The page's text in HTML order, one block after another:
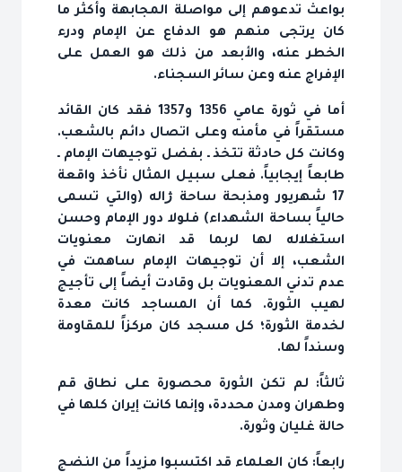
بواعث تدعوهم إلى مواصلة المجابهة وأكثر ما
كان يرتجى منهم هو الدفاع عن الإمام ودرء
الخطر عنه، والأبعد من ذلك هو العمل على
الإفراج عنه وعن سائر السجناء.
أما في ثورة عامي 1356 و1357 فقد كان القائد
مستقراً في مأمنه وعلى اتصال دائم بالشعب.
وكانت كل حادثة تتخذ ـ بفضل توجيهات الإمام ـ
طابعاً إيجابياً. فعلى سبيل المثال نأخذ واقعة
17 شهريور ومذبحة ساحة ژاله (والتي تسمى
حالياً بساحة الشهداء) فلولا دور الإمام وحسن
استغلاله لها لربما قد انهارت معنويات
الشعب، إلا أن توجيهات الإمام ساهمت في
عدم تدني المعنويات بل وقادت أيضاً إلى تأجيج
لهيب الثورة. كما أن المساجد كانت معدة
لخدمة الثورة؛ كل مسجد كان مركزاً للمقاومة
وسنداً لها.
ثالثاً: لم تكن الثورة محصورة على نطاق قم
وطهران ومدن محددة، وإنما كانت إيران كلها في
حالة غليان وثورة.
رابعاً: كان العلماء قد اكتسبوا مزيداً من النضج